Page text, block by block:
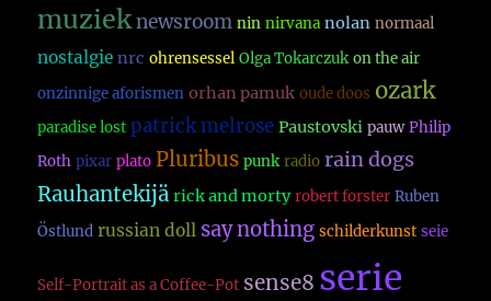
muzieknewsroom nin nirvana nolan normaal
nostalgie nrc ohrensessel Olga Tokarczuk on the air
onzinnige aforismen orhan pamuk oude doos ozark
paradise lost patrick melrose Paustovski pauw Philip
Roth pixar plato Pluribus punk radio rain dogs
Rauhantekijä rick and morty robert forster Ruben
Östlund russian doll say nothing schilderkunst seie
Self-Portrait as a Coffee-Pot sense8 serie